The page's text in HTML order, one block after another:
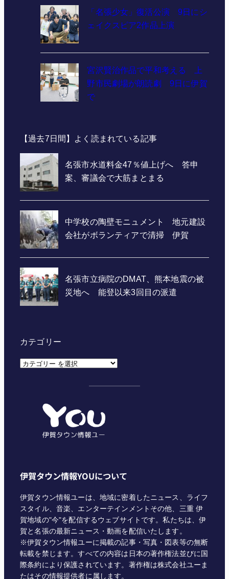
「名張少女」復活公演 9日にシ
ェイクスピア2作品上演
宮沢賢治作品で平和考える 上
野市民劇場が朗読劇 9日に伊賀
で
【過去7日間】よく読まれている記事
カテゴリー
カ
伊賀タウン情報YOUについて
伊賀タウン情報ユーは、地域に密着したニュース、ライフ
スタイル、音楽、エンターテインメントその他、三重 伊
賀地域の"今"を配信するウェブサイトです。私たちは、伊
賀と名張の最新ニュース・動画を配信いたします。
※伊賀タウン情報ユーに掲載の記事・写真・図表等の無断
転載を禁じます。すべての内容は日本の著作権法並びに国
際条約により保護されています。著作権は株式会社ユーま
たはその情報提供者に属します。